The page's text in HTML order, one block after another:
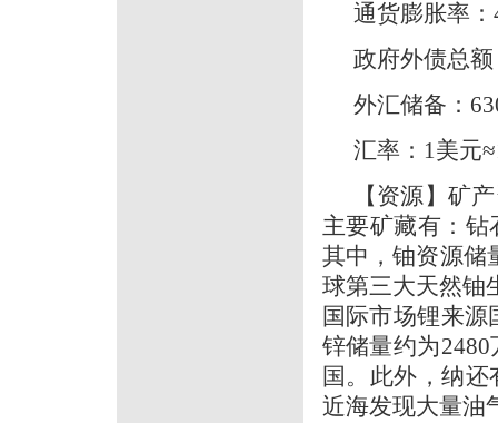
通货膨胀率：
政府外债总
外汇储备：
汇率：1美元
【资源】矿
主要矿藏有：
其中，铀资源储
球第三大天然铀
国际市场锂来
锌储量约为
国。此外，纳
近海发现大量油